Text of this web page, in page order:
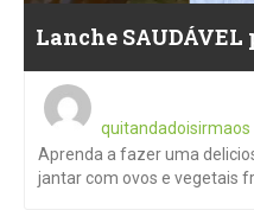
Lanche SAUDÁVEL
quitandadoisirmaos
Aprenda a fazer uma
jantar com ovos e vegetais